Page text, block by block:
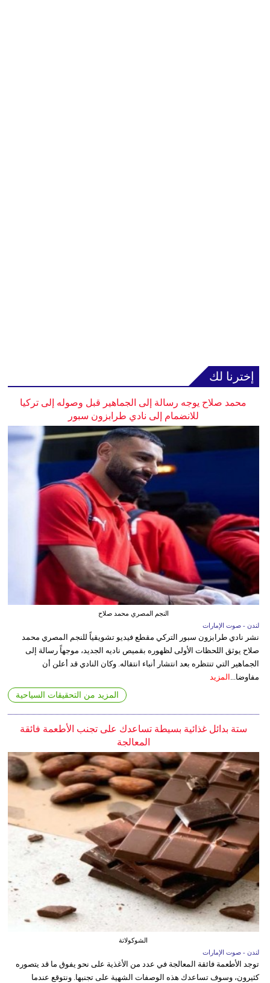
إخترنا لك
محمد صلاح يوجه رسالة إلى الجماهير قبل وصوله إلى تركيا
للانضمام إلى نادي طرابزون سبور
النجم المصري محمد صلاح
لندن - صوت الإمارات
نشر نادي طرابزون سبور التركي مقطع فيديو تشويقياً للنجم المصري محمد
صلاح يوثق اللحظات الأولى لظهوره بقميص ناديه الجديد، موجهاً رسالة إلى
الجماهير التي تنتظره بعد انتشار أنباء انتقاله. وكان النادي قد أعلن أن
مفاوضا... المزيد
المزيد من التحقيقات السياحية
ستة بدائل غذائية بسيطة تساعدك على تجنب الأطعمة فائقة
المعالجة
الشوكولاتة
لندن - صوت الإمارات
توجد الأطعمة فائقة المعالجة في عدد من الأغذية على نحو يفوق ما قد يتصوره
كثيرون، وسوف تساعدك هذه الوصفات الشهية على تجنبها. ونتوقع عندما